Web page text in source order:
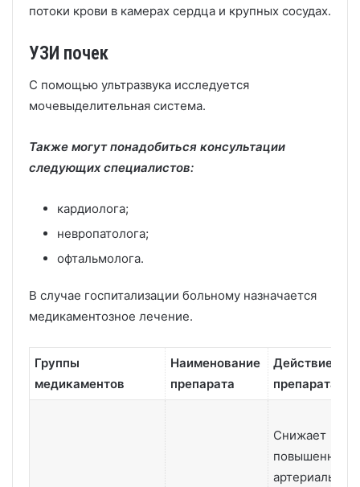
потоки крови в камерах сердца и крупных сосудах.
УЗИ почек
С помощью ультразвука исследуется
мочевыделительная система.
Также могут понадобиться консультации
следующих специалистов:
кардиолога;
невропатолога;
офтальмолога.
В случае госпитализации больному назначается
медикаментозное лечение.
Группы
медикаментов
Наименование
препарата
Действие
препарата
Снижает
повышенное
артериальное